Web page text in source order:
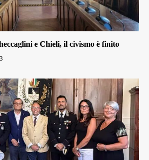
e Chieli, il civismo è finito